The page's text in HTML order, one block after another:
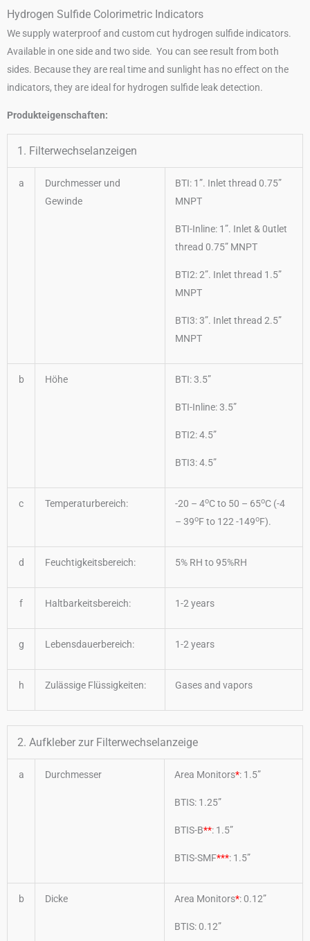
Hydrogen Sulfide Colorimetric Indicators
We supply waterproof and custom cut hydrogen sulfide indicators.
Available in one side and two side. You can see result from both
sides. Because they are real time and sunlight has no effect on the
indicators, they are ideal for hydrogen sulfide leak detection.
Produkteigenschaften:
1. Filterwechselanzeigen
a
Durchmesser und
Gewinde
BTI: 1”. Inlet thread 0.75”
MNPT
BTI-Inline: 1”. Inlet & 0utlet
thread 0.75” MNPT
BTI2: 2”. Inlet thread 1.5”
MNPT
BTI3: 3”. Inlet thread 2.5”
MNPT
b Höhe BTI: 3.5”
BTI-Inline: 3.5”
BTI2: 4.5”
BTI3: 4.5”
c Temperaturbereich: -20 – 4oC to 50 – 65oC (-4
– 39oF to 122 -149oF).
d Feuchtigkeitsbereich: 5% RH to 95%RH
f Haltbarkeitsbereich: 1-2 years
g Lebensdauerbereich: 1-2 years
h Zulässige Flüssigkeiten: Gases and vapors
2. Aufkleber zur Filterwechselanzeige
a Durchmesser Area Monitors*: 1.5”
BTIS: 1.25”
BTIS-B**: 1.5”
BTIS-SMF***: 1.5”
b Dicke Area Monitors*: 0.12”
BTIS: 0.12”